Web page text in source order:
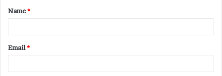
Name*
Email*